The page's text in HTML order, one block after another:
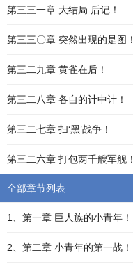
第三三一章 大结局.后记！
第三三〇章 突然出现的是图！
第三二九章 黄雀在后！
第三二八章 各自的计中计！
第三二七章 扫‘黑’战争！
第三二六章 打包两千艘军舰！
全部章节列表
1、第一章 巨人族的小青年！
2、第二章 小青年的第一战！